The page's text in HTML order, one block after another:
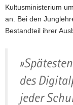
Kultusministerium
an. Bei den
Bestandteil ihrer
des
jeder